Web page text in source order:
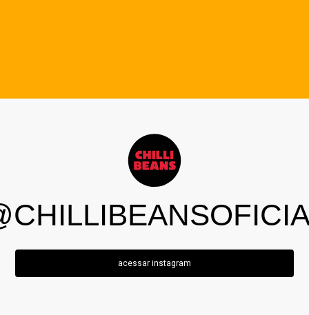
acessar instagram